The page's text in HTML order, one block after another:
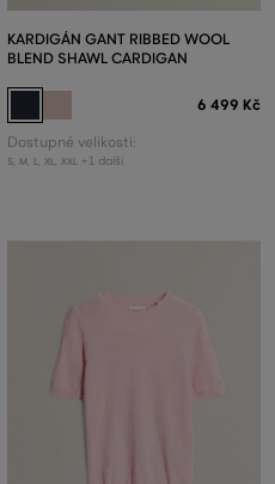
KARDIGÁN GANT RIBBED WOOL
BLEND SHAWL CARDIGAN
6 499 Kč
Dostupné velikosti:
S, M L XL XXL +1 další